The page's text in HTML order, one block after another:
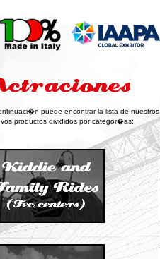
puede encontrar la lista de nuestros
productos divididos por categor�as: